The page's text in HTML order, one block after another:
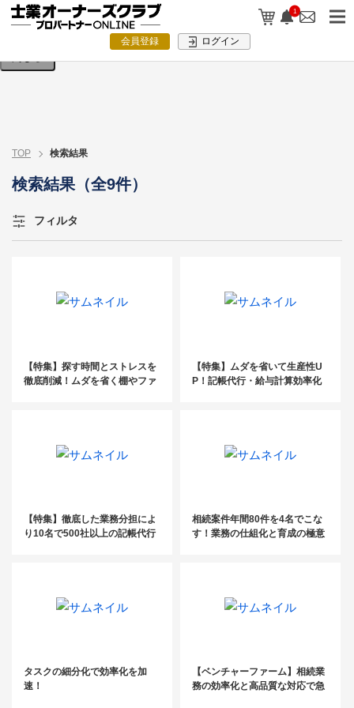
1
会員登録 ログイン
検索条件を入力してください。
TOP 検索結果
検索結果（全9件）
フィルタ
【特集】探す時間とストレスを
徹底削減！ムダを省く棚やファ
【特集】ムダを省いて生産性U
P！記帳代行・給与計算効率化
【特集】徹底した業務分担によ
り10名で500社以上の記帳代行
相続案件年間80件を4名でこな
す！業務の仕組化と育成の極意
タスクの細分化で効率化を加
速！
【ベンチャーファーム】相続業
務の効率化と高品質な対応で急